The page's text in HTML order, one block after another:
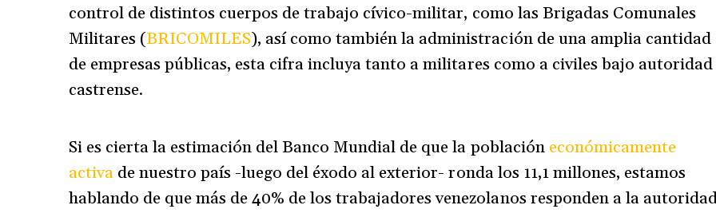
control de distintos cuerpos de trabajo cívico-militar, como las Brigadas Comunales
Militares (BRICOMILES), así como también la administración de una amplia cantidad
de empresas públicas, esta cifra incluya tanto a militares como a civiles bajo autoridad
castrense.
Si es cierta la estimación del Banco Mundial de que la población económicamente
activade nuestro país -luego del éxodo al exterior- ronda los 11,1 millones, estamos
hablando de que más de 40% de los trabajadores venezolanos responden a la